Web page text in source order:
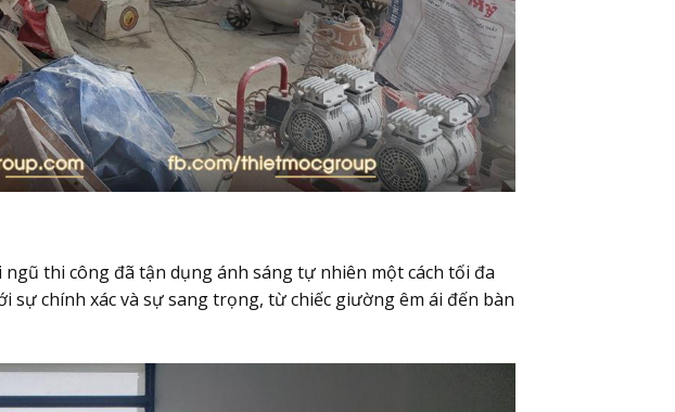
thi công đã tận dụng ánh sáng tự nhiên một cách tối đa
chính xác và sự sang trọng, từ chiếc giường êm ái đến bàn